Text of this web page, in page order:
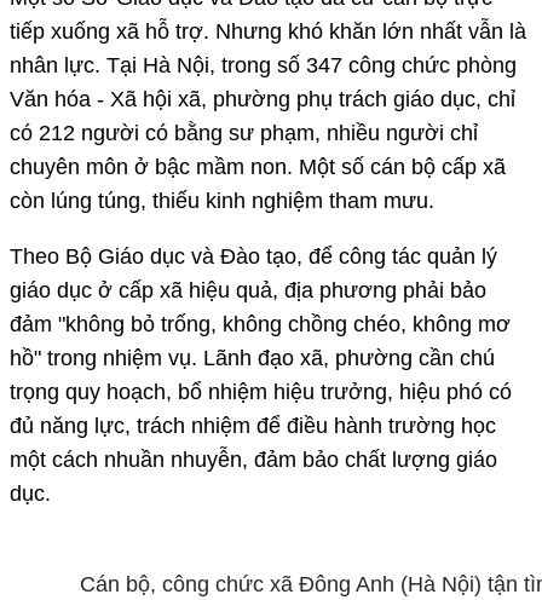
tiếp xuống xã hỗ trợ. Nhưng khó khăn lớn nhất vẫn là
nhân lực. Tại Hà Nội, trong số 347 công chức phòng
Văn hóa - Xã hội xã, phường phụ trách giáo dục, chỉ
có 212 người có bằng sư phạm, nhiều người chỉ
chuyên môn ở bậc mầm non. Một số cán bộ cấp xã
còn lúng túng, thiếu kinh nghiệm tham mưu.
Theo Bộ Giáo dục và Đào tạo, để công tác quản lý
giáo dục ở cấp xã hiệu quả, địa phương phải bảo
đảm "không bỏ trống, không chồng chéo, không mơ
hồ" trong nhiệm vụ. Lãnh đạo xã, phường cần chú
trọng quy hoạch, bổ nhiệm hiệu trưởng, hiệu phó có
đủ năng lực, trách nhiệm để điều hành trường học
một cách nhuần nhuyễn, đảm bảo chất lượng giáo
dục.
Cán bộ, công chức xã Đông Anh (Hà Nội) tận